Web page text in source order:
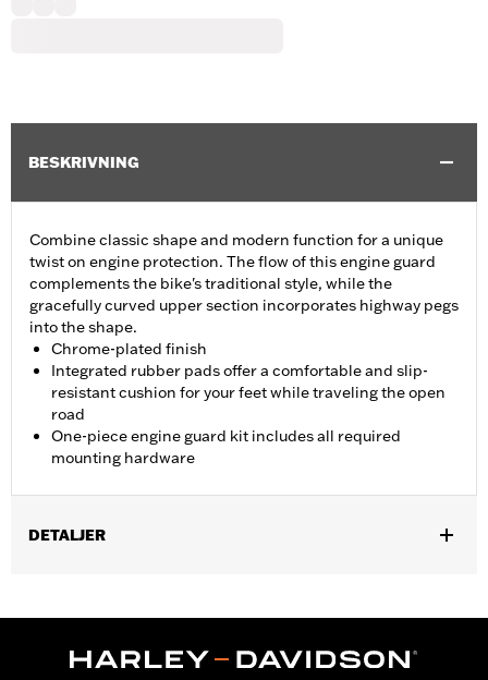
BESKRIVNING
Combine classic shape and modern function for a unique
twist on engine protection. The flow of this engine guard
complements the bike's traditional style, while the
gracefully curved upper section incorporates highway pegs
into the shape.
Chrome-plated finish
Integrated rubber pads offer a comfortable and slip-
resistant cushion for your feet while traveling the open
road
One-piece engine guard kit includes all required
mounting hardware
DETALJER
In the Box: Engine guard, footpads and required mounting